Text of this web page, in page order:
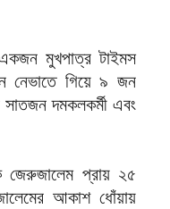
একজন মুখপাত্র টাইমস
নেভাতে গিয়ে ৯ জন
দমকলকর্মী এবং
জেরুজালেম প্রায় ২৫
আকাশ ধোঁয়ায়